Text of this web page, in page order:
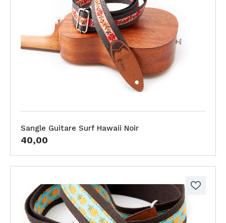
Sangle Guitare Surf Hawaii Noir
40,00